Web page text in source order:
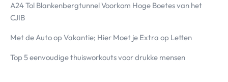
A24 Tol Blankenbergtunnel Voorkom Hoge Boetes van het
CJIB
Met de Auto op Vakantie; Hier Moet je Extra op Letten
Top 5 eenvoudige thuisworkouts voor drukke mensen